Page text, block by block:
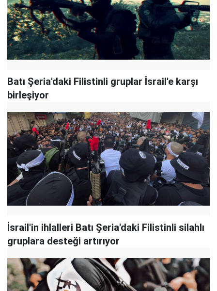
Batı Şeria'daki Filistinli gruplar İsrail'e karşı
birleşiyor
İsrail'in ihlalleri Batı Şeria'daki Filistinli silahlı
gruplara desteği artırıyor